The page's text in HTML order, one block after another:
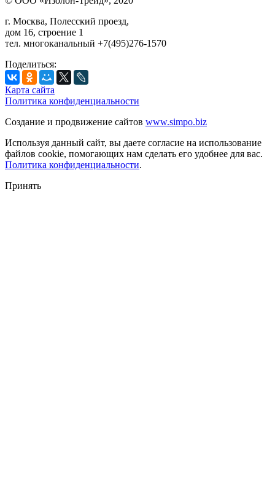
г. Москва, Полесский проезд,
дом 16, строение 1
тел. многоканальный +7(495)276-1570
Поделиться:
Карта сайта
Политика конфиденциальности
Создание и продвижение сайтов www.simpo.biz
Используя данный сайт, вы даете согласие на использование
файлов cookie, помогающих нам сделать его удобнее для вас.
Политика конфиденциальности.
Принять